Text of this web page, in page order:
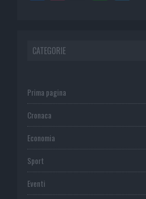
CATEGORIE
Prima pagina
Cronaca
Economia
Sport
Eventi